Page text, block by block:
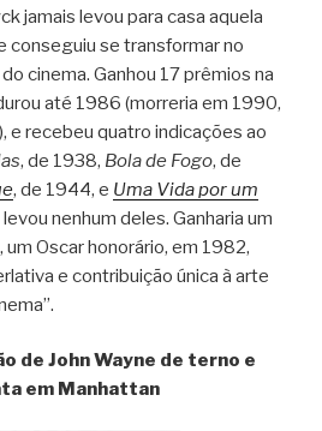
jamais levou para casa aquela
conseguiu se transformar no
cinema. Ganhou 17 prêmios na
até 1986 (morreria em 1990,
e recebeu quatro indicações ao
, de 1938, Bola de Fogo, de
, de 1944, e Uma Vida por um
nenhum deles. Ganharia um
Oscar honorário, em 1982,
e contribuição única à arte
de John Wayne de terno e
em Manhattan